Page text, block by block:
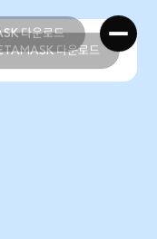
다운로드
다운로드
다운로드